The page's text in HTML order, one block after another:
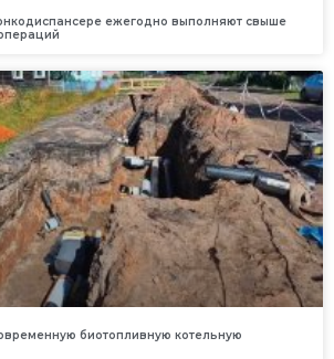
ежегодно выполняют свыше
биотопливную котельную